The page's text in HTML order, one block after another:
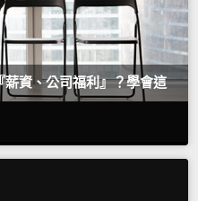
資、公司福利』？學會這